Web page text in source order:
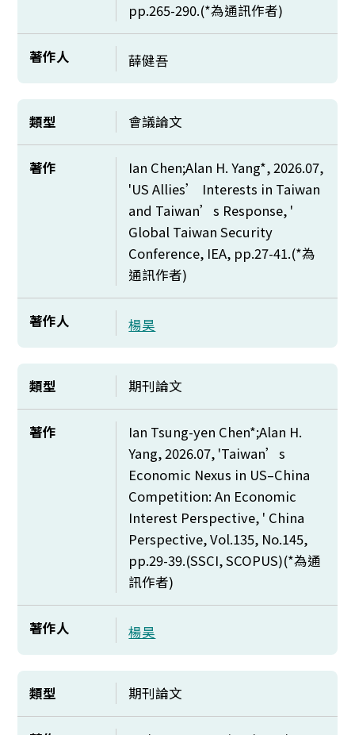
pp.265-290.(*為通訊作者)
著作人 薛健吾
類型 會議論文
著作
Ian Chen;Alan H. Yang*, 2026.07,
'US Allies’ Interests in Taiwan
and Taiwan’s Response, '
Global Taiwan Security
Conference, IEA, pp.27-41.(*為
通訊作者)
著作人 楊昊
類型 期刊論文
著作
Ian Tsung-yen Chen*;Alan H.
Yang, 2026.07, 'Taiwan’s
Economic Nexus in US–China
Competition: An Economic
Interest Perspective, ' China
Perspective, Vol.135, No.145,
pp.29-39.(SSCI, SCOPUS)(*為通
訊作者)
著作人 楊昊
類型 期刊論文